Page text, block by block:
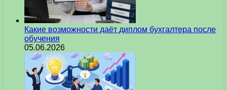
Какие возможности даёт диплом бухгалтера после
обучения
05.06.2026